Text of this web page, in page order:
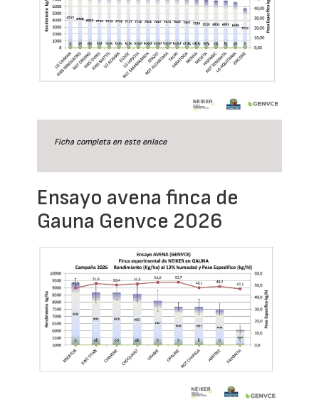
Ficha completa en este enlace
Ensayo avena finca de
Gauna Genvce 2026